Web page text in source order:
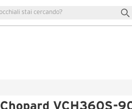
Chopard VCH360S-